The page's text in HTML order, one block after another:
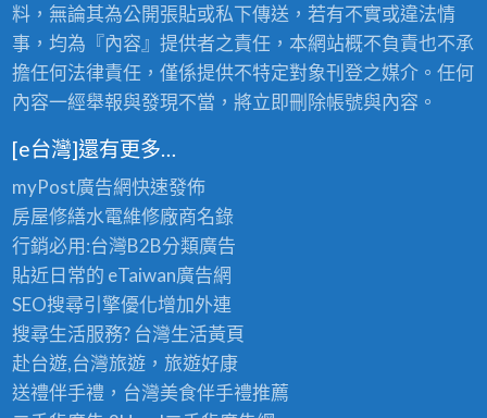
料，無論其為公開張貼或私下傳送，若有不實或違法情
事，均為『內容』提供者之責任，本網站概不負責也不承
擔任何法律責任，僅係提供不特定對象刊登之媒介。任何
內容一經舉報與發現不當，將立即刪除帳號與內容。
[e台灣]還有更多…
myPost廣告網快速發佈
房屋修繕水電維修廠商名錄
行銷必用:台灣B2B分類廣告
貼近日常的 eTaiwan廣告網
SEO搜尋引擎優化增加外連
搜尋生活服務? 台灣生活黃頁
赴台遊,台灣旅遊，旅遊好康
送禮伴手禮，台灣美食伴手禮推薦